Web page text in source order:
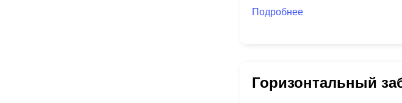
Подробнее
Горизонтальный